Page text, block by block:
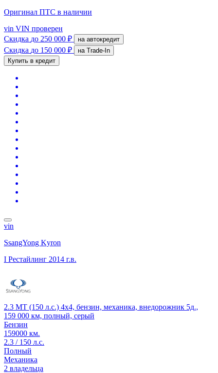
Оригинал ПТС в наличии
vin VIN проверен
Скидка до 250 000 ₽ на автокредит
Скидка до 150 000 ₽
на Trade-In
Купить в кредит
vin
SsangYong Kyron
I Рестайлинг 2014 г.в.
2.3 MT (150 л.с.) 4x4, бензин, механика, внедорожник 5д.,
159 000 км, полный, серый
Бензин
159000 км.
2.3 / 150 л.с.
Полный
Механика
2 владельца